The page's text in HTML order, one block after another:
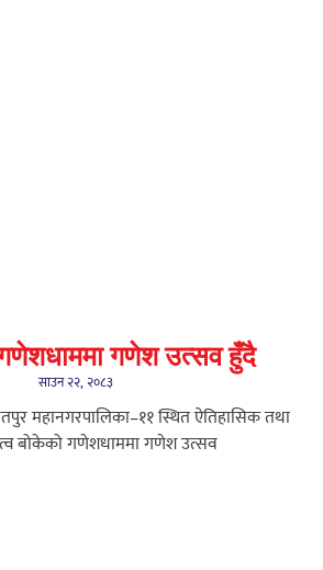
गणेश उत्सव हुँदै
साउन २२, २०८३
महानगरपालिका–११ स्थित ऐतिहासिक तथा
बोकेको गणेशधाममा गणेश उत्सव